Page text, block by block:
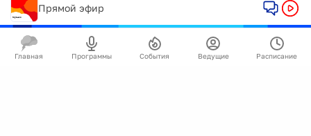
Прямой эфир
Главная Программы События Ведущие Расписание